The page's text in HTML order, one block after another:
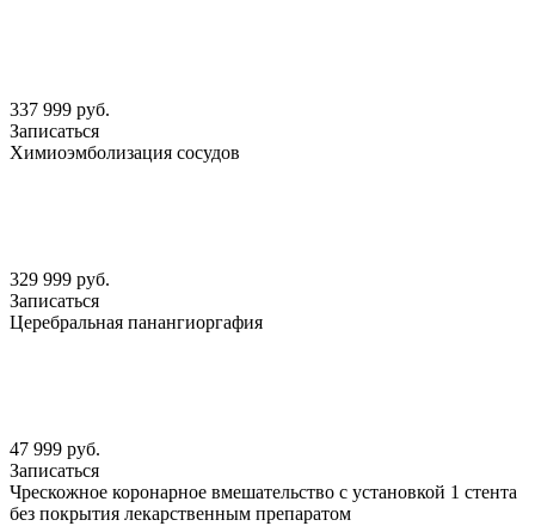
337 999 руб.
Записаться
Химиоэмболизация сосудов
329 999 руб.
Записаться
Церебральная панангиоргафия
47 999 руб.
Записаться
Чрескожное коронарное вмешательство с установкой 1 стента
без покрытия лекарственным препаратом